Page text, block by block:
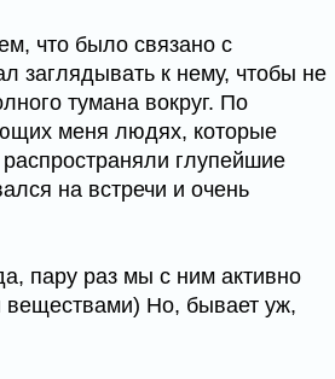
что было связано с
заглядывать к нему, чтобы не
тумана вокруг. По
меня людях, которые
глупейшие
на встречи и очень
пару раз мы с ним активно
Но, бывает уж,